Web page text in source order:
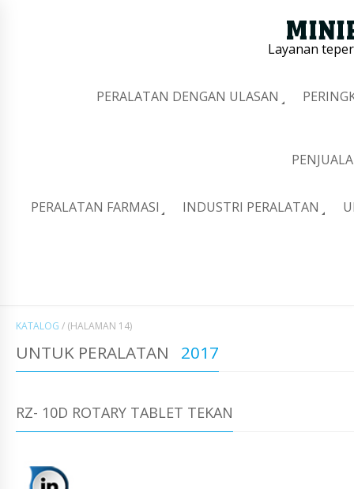
Layanan
PERALATAN DENGAN ULASAN
PERALATAN FARMASI INDUSTRI PERALATAN
KATALOG / (HALAMAN 14)
UNTUK PERALATAN 2017
RZ- 10D ROTARY TABLET TEKAN